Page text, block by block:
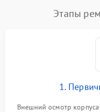
Этапы
1.
Внешний осмотр